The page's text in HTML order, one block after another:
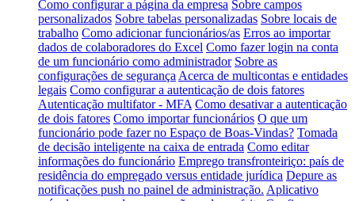
Como configurar a página da empresa Sobre campos
personalizados Sobre tabelas personalizadas Sobre locais de
trabalho Como adicionar funcionários/as Erros ao importar
dados de colaboradores do Excel Como fazer login na conta
de um funcionário como administrador Sobre as
configurações de segurança Acerca de multicontas e entidades
legais Como configurar a autenticação de dois fatores
Autenticação multifator - MFA Como desativar a autenticação
de dois fatores Como importar funcionários O que um
funcionário pode fazer no Espaço de Boas-Vindas? Tomada
de decisão inteligente na caixa de entrada Como editar
informações do funcionário Emprego transfronteiriço: país de
residência do empregado versus entidade jurídica Depure as
notificações push no painel de administração. Aplicativo